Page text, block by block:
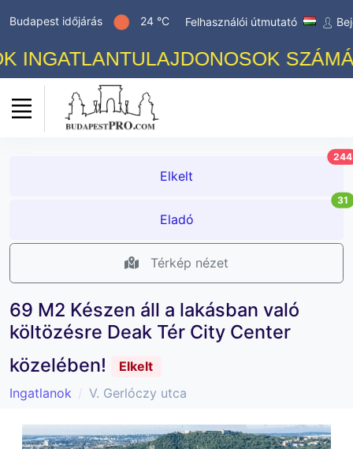
Budapest időjárás 24 °C Felhasználói útmutató
Elkelt
244
Eladó
31
Térkép nézet
69 M2 Készen áll a lakásban való
költözésre Deak Tér City Center
közelében!
Elkelt
Ingatlanok
V. Gerlóczy utca